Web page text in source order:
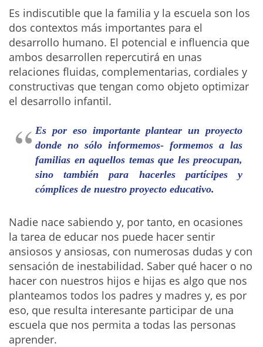
Es indiscutible que la familia y la escuela son los
dos contextos más importantes para el
desarrollo humano. El potencial e influencia que
ambos desarrollen repercutirá en unas
relaciones fluidas, complementarias, cordiales y
constructivas que tengan como objeto optimizar
el desarrollo infantil.
Es por eso importante plantear un proyecto
donde no sólo informemos- formemos a las
familias en aquellos temas que les preocupan,
sino también para hacerles partícipes y
cómplices de nuestro proyecto educativo.
Nadie nace sabiendo y, por tanto, en ocasiones
la tarea de educar nos puede hacer sentir
ansiosos y ansiosas, con numerosas dudas y con
sensación de inestabilidad. Saber qué hacer o no
hacer con nuestros hijos e hijas es algo que nos
planteamos todos los padres y madres y, es por
eso, que resulta interesante participar de una
escuela que nos permita a todas las personas
aprender.